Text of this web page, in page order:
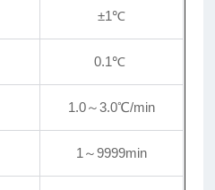
±1℃
0.1℃
1.0～3.0℃/min
1～9999min